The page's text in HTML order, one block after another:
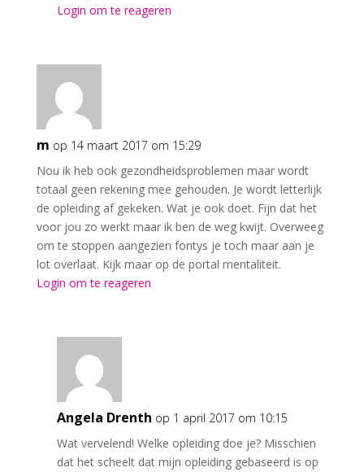
Login om te reageren
m op 14 maart 2017 om 15:29
Nou ik heb ook gezondheidsproblemen maar wordt
totaal geen rekening mee gehouden. Je wordt letterlijk
de opleiding af gekeken. Wat je ook doet. Fijn dat het
voor jou zo werkt maar ik ben de weg kwijt. Overweeg
om te stoppen aangezien fontys je toch maar aan je
lot overlaat. Kijk maar op de portal mentaliteit.
Login om te reageren
Angela Drenth op 1 april 2017 om 10:15
Wat vervelend! Welke opleiding doe je? Misschien
dat het scheelt dat mijn opleiding gebaseerd is op